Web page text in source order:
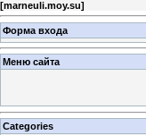
[marneuli.moy.su]
Форма входа
Меню сайта
Categories